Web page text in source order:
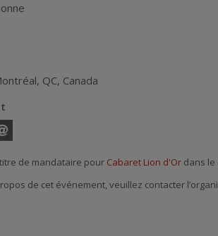
, QC, Canada
de mandataire pour Cabaret Lion d'Or dans le
de cet événement, veuillez contacter